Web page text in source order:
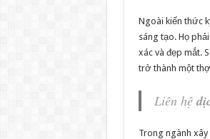
Ngoài kiến thức
sáng tạo. Họ
xác và đẹp mắt.
trở thành một
Liên hệ
Trong ngành